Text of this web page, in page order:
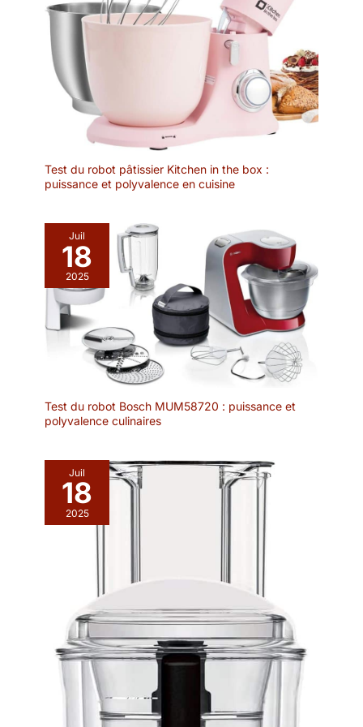
Test du robot pâtissier Kitchen in the box :
puissance et polyvalence en cuisine
Juil
18
2025
Test du robot Bosch MUM58720 : puissance et
polyvalence culinaires
Juil
18
2025